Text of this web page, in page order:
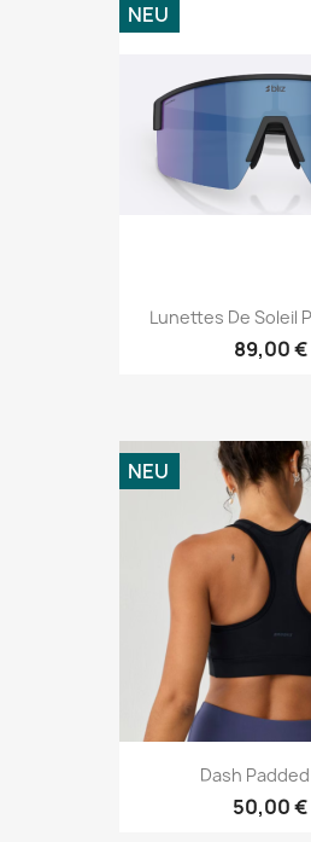
Lunettes De Soleil
89,00 €
NEU
Dash
50,00 €
NEU